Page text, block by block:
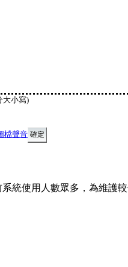
大小寫)
檔聲音
統使用人數眾多，為維護